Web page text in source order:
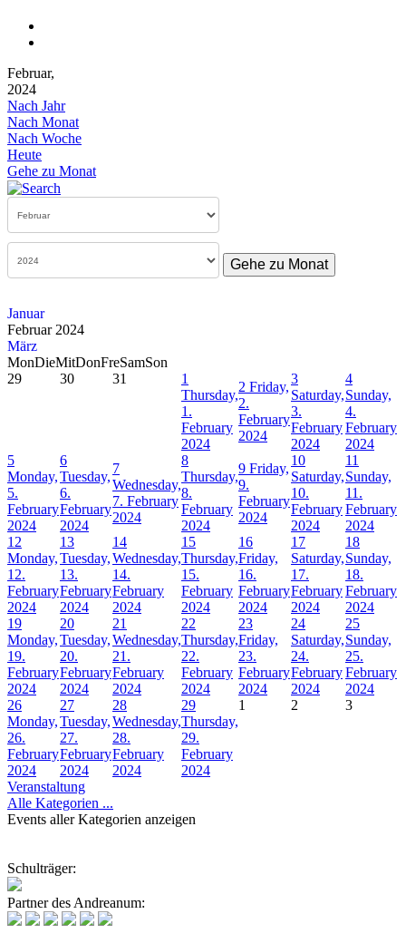
Februar,
2024
Nach Jahr
Nach Monat
Nach Woche
Heute
Gehe zu Monat
Gehe zu Monat
Januar
Februar 2024
März
MonDieMitDonFreSamSon
29
30 31
1
Thursday,
1.
February
2024
2 Friday,
2.
February
2024
3
Saturday,
3.
February
2024
4
Sunday,
4.
February
2024
5
Monday,
5.
February
2024
6
Tuesday,
6.
February
2024
7
Wednesday,
7. February
2024
8
Thursday,
8.
February
2024
9 Friday,
9.
February
2024
10
Saturday,
10.
February
2024
11
Sunday,
11.
February
2024
12
Monday,
12.
February
2024
13
Tuesday,
13.
February
2024
14
Wednesday,
14.
February
2024
15
Thursday,
15.
February
2024
16
Friday,
16.
February
2024
17
Saturday,
17.
February
2024
18
Sunday,
18.
February
2024
19
Monday,
19.
February
2024
20
Tuesday,
20.
February
2024
21
Wednesday,
21.
February
2024
22
Thursday,
22.
February
2024
23
Friday,
23.
February
2024
24
Saturday,
24.
February
2024
25
Sunday,
25.
February
2024
26
Monday,
26.
February
2024
27
Tuesday,
27.
February
2024
28
Wednesday,
28.
February
2024
29
Thursday,
29.
February
2024
1 2 3
Veranstaltung
Alle Kategorien ...
Events aller Kategorien anzeigen
Schulträger:
Partner des Andreanum: